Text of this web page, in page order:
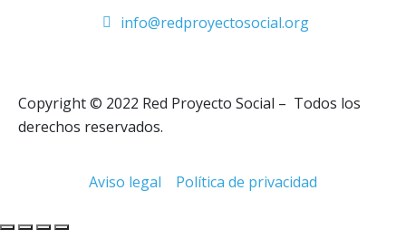
info@redproyectosocial.org
Copyright © 2022 Red Proyecto Social – Todos los
derechos reservados.
Aviso legal Política de privacidad